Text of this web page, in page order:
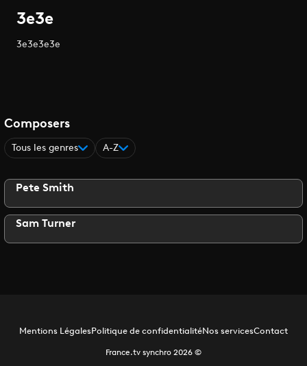
3e3e
3e3e3e3e
Composers
Tous les genres A-Z
Pete Smith
Sam Turner
Mentions LégalesPolitique de confidentialitéNos servicesContact
France.tv synchro 2026 ©